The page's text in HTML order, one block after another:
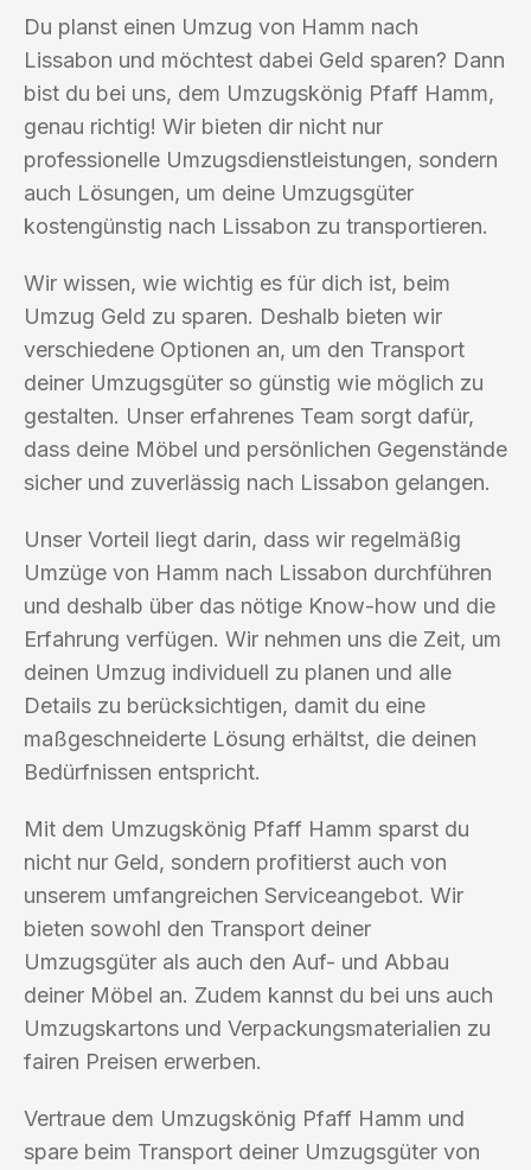
Du planst einen Umzug von Hamm nach
Lissabon und möchtest dabei Geld sparen? Dann
bist du bei uns, dem Umzugskönig Pfaff Hamm,
genau richtig! Wir bieten dir nicht nur
professionelle Umzugsdienstleistungen, sondern
auch Lösungen, um deine Umzugsgüter
kostengünstig nach Lissabon zu transportieren.
Wir wissen, wie wichtig es für dich ist, beim
Umzug Geld zu sparen. Deshalb bieten wir
verschiedene Optionen an, um den Transport
deiner Umzugsgüter so günstig wie möglich zu
gestalten. Unser erfahrenes Team sorgt dafür,
dass deine Möbel und persönlichen Gegenstände
sicher und zuverlässig nach Lissabon gelangen.
Unser Vorteil liegt darin, dass wir regelmäßig
Umzüge von Hamm nach Lissabon durchführen
und deshalb über das nötige Know-how und die
Erfahrung verfügen. Wir nehmen uns die Zeit, um
deinen Umzug individuell zu planen und alle
Details zu berücksichtigen, damit du eine
maßgeschneiderte Lösung erhältst, die deinen
Bedürfnissen entspricht.
Mit dem Umzugskönig Pfaff Hamm sparst du
nicht nur Geld, sondern profitierst auch von
unserem umfangreichen Serviceangebot. Wir
bieten sowohl den Transport deiner
Umzugsgüter als auch den Auf- und Abbau
deiner Möbel an. Zudem kannst du bei uns auch
Umzugskartons und Verpackungsmaterialien zu
fairen Preisen erwerben.
Vertraue dem Umzugskönig Pfaff Hamm und
spare beim Transport deiner Umzugsgüter von